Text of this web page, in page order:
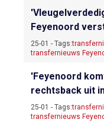
Feyenoord
25-01 - Tags:
transfernieuws
'Feyenoord
rechtsback uit
25-01 - Tags:
transfernieuws